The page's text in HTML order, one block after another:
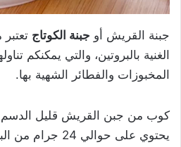
جبنة القريش أو جبنة الكوتاج
الغنية بالبروتين، والتي يمكنكم
المخبوزات والفطائر الشهية بها.